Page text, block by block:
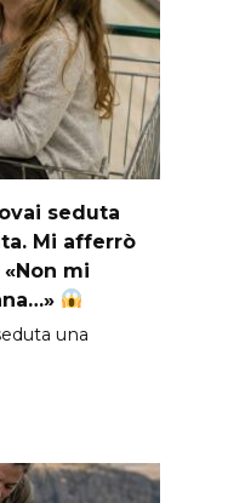
seduta
Mi afferrò
mi
una